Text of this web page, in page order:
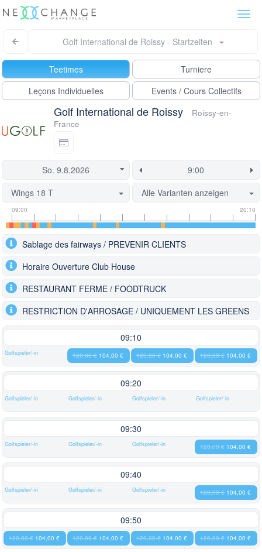
Golf International de Roissy - Startzeiten
Teetimes
Turniere
Leçons Individuelles
Events / Cours Collectifs
Golf International de Roissy
Roissy-en-
France
Wings 18 T
Alle Varianten anzeigen
Informationen
zu
Startzeiten
Flight
Informationen
Diese
Startzeit
derzeit
gesperrt.
09:00 20:10
Sablage des fairways / PREVENIR CLIENTS
Horaire Ouverture Club House
RESTAURANT FERME / FOODTRUCK
RESTRICTION D'ARROSAGE / UNIQUEMENT LES GREENS
09:10
Golfspieler/-in 120,00 € 104,00 € 120,00 € 104,00 € 120,00 € 104,00 €
09:20
Golfspieler/-in Golfspieler/-in Golfspieler/-in Golfspieler/-in
09:30
Golfspieler/-in Golfspieler/-in Golfspieler/-in 120,00 € 104,00 €
09:40
Golfspieler/-in Golfspieler/-in Golfspieler/-in 120,00 € 104,00 €
09:50
120,00 € 104,00 € 120,00 € 104,00 € 120,00 € 104,00 € 120,00 € 104,00 €